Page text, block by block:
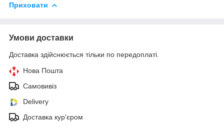
Приховати
Умови доставки
Доставка здійснюється тільки по передоплаті.
Нова Пошта
Самовивіз
Delivery
Доставка кур'єром